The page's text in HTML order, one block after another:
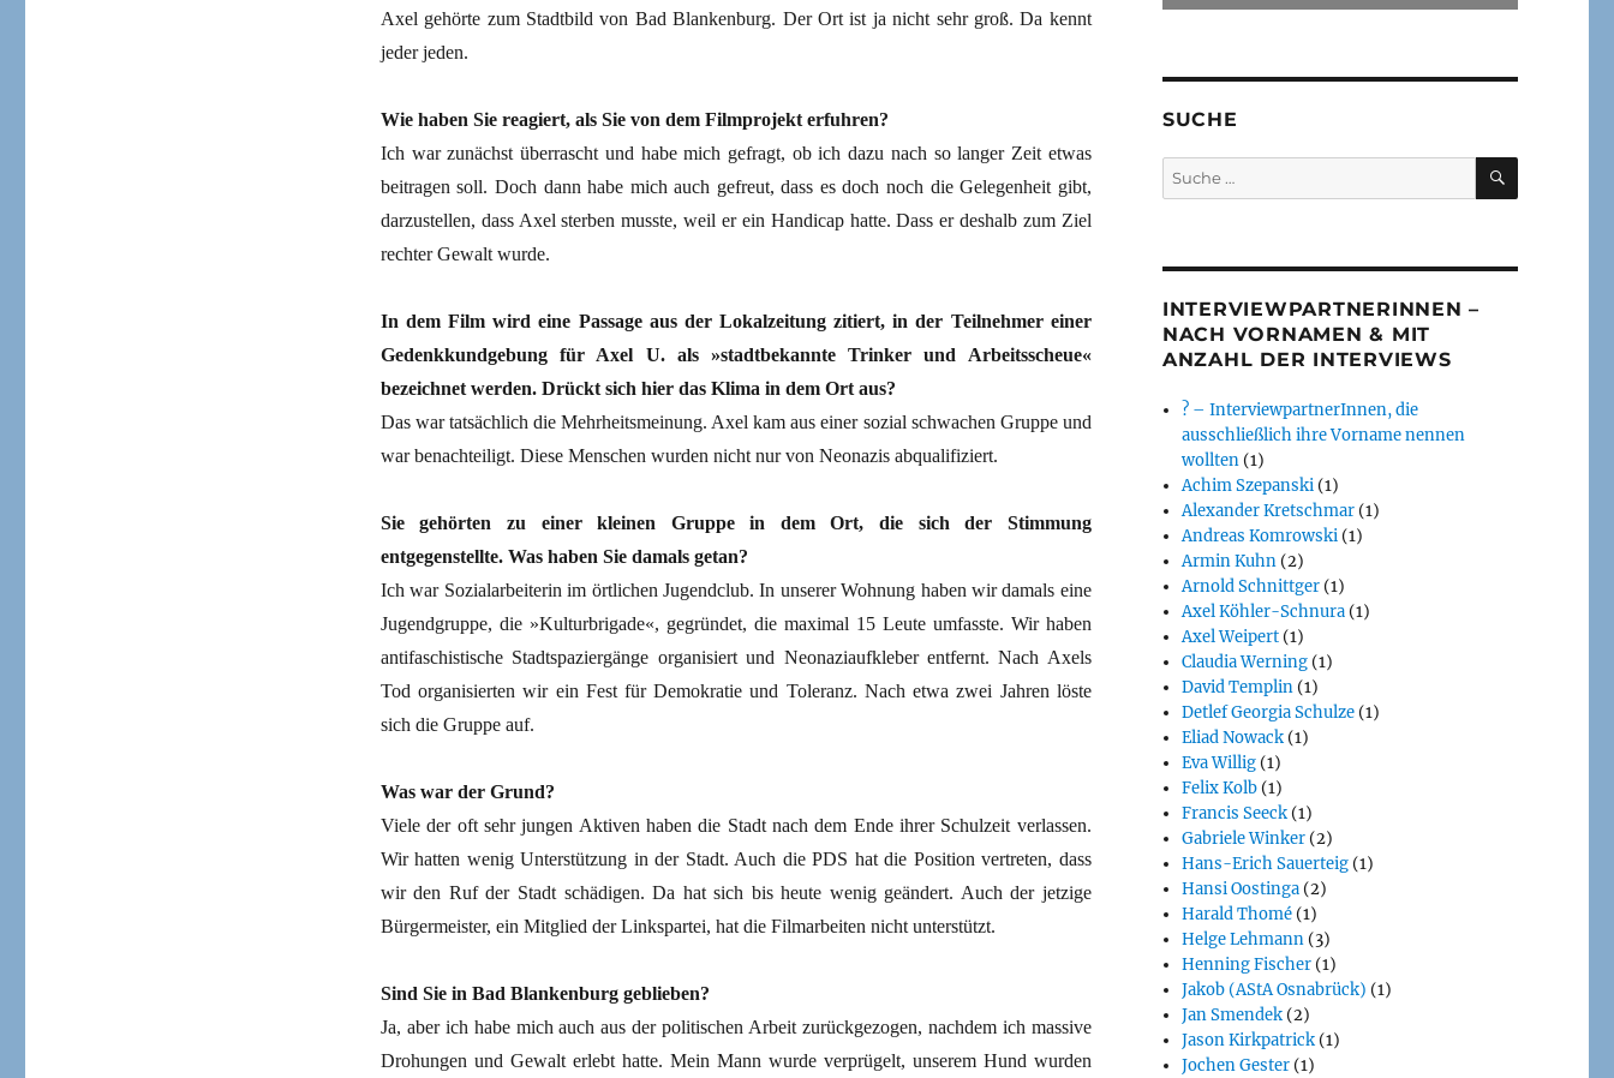
Axel gehörte zum Stadtbild von Bad Blankenburg. Der Ort ist ja nicht sehr groß. Da kennt
jeder jeden.
Wie haben Sie reagiert, als Sie von dem Filmprojekt erfuhren?
Ich war zunächst überrascht und habe mich gefragt, ob ich dazu nach so langer Zeit etwas
beitragen soll. Doch dann habe mich auch gefreut, dass es doch noch die Gelegenheit gibt,
darzustellen, dass Axel sterben musste, weil er ein Handicap hatte. Dass er deshalb zum Ziel
rechter Gewalt wurde.
In dem Film wird eine Passage aus der Lokalzeitung zitiert, in der Teilnehmer einer
Gedenkkundgebung für Axel U. als »stadtbekannte Trinker und Arbeitsscheue«
bezeichnet werden. Drückt sich hier das ­Klima in dem Ort aus?
Das war tatsächlich die Mehrheitsmeinung. Axel kam aus einer sozial schwachen Gruppe und
war benachteiligt. Diese Menschen wurden nicht nur von Neonazis abqualifiziert.
Sie gehörten zu einer kleinen Gruppe in dem Ort, die sich der Stimmung
entgegenstellte. Was haben Sie damals getan?
Ich war Sozialarbeiterin im örtlichen Jugendclub. In unserer Wohnung haben wir damals eine
Jugendgruppe, die »Kulturbrigade«, gegründet, die maximal 15 Leute umfasste. Wir haben
antifaschistische Stadtspaziergänge organisiert und Neonaziaufkleber entfernt. Nach Axels
Tod organisierten wir ein Fest für Demokratie und Toleranz. Nach etwa zwei Jahren löste
sich die Gruppe auf.
Was war der Grund?
Viele der oft sehr jungen Aktiven haben die Stadt nach dem Ende ihrer Schulzeit verlassen.
Wir hatten wenig Unterstützung in der Stadt. Auch die PDS hat die Position vertreten, dass
wir den Ruf der Stadt schädigen. Da hat sich bis heute wenig geändert. Auch der jetzige
Bürgermeister, ein Mitglied der Linkspartei, hat die Filmarbeiten nicht unterstützt.
Sind Sie in Bad Blankenburg geblieben?
Ja, aber ich habe mich auch aus der politischen Arbeit zurückgezogen, nachdem ich massive
Drohungen und Gewalt erlebt hatte. Mein Mann wurde verprügelt, unserem Hund wurden
SUCHE
Suche
nach:
SUCHEN
INTERVIEWPARTNERINNEN –
NACH VORNAMEN & MIT
ANZAHL DER INTERVIEWS
? – InterviewpartnerInnen, die
ausschließlich ihre Vorname nennen
wollten (1)
Achim Szepanski (1)
Alexander Kretschmar (1)
Andreas Komrowski (1)
Armin Kuhn (2)
Arnold Schnittger (1)
Axel Köhler-Schnura (1)
Axel Weipert (1)
Claudia Werning (1)
David Templin (1)
Detlef Georgia Schulze (1)
Eliad Nowack (1)
Eva Willig (1)
Felix Kolb (1)
Francis Seeck (1)
Gabriele Winker (2)
Hans-Erich Sauerteig (1)
Hansi Oostinga (2)
Harald Thomé (1)
Helge Lehmann (3)
Henning Fischer (1)
Jakob (AStA Osnabrück) (1)
Jan Smendek (2)
Jason Kirkpatrick (1)
Jochen Gester (1)